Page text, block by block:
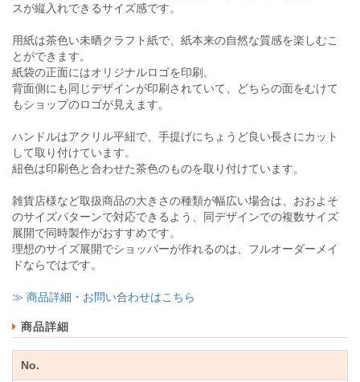
スが縦入れできるサイズ感です。
用紙は茶色い未晒クラフト紙で、紙本来の自然な質感を楽しむこ
とができます。
紙袋の正面にはオリジナルロゴを印刷。
背面側にも同じデザインが印刷されていて、どちらの面をむけて
もショップのロゴが見えます。
ハンドルはアクリル平紐で、手提げにちょうど良い長さにカット
して取り付けています。
紐色は印刷色と合わせた茶色のものを取り付けています。
雑貨店様など取扱商品の大きさの種類が幅広い場合は、おおよそ
のサイズパターンで対応できるよう、同デザインでの複数サイズ
展開で同時製作がおすすめです。
理想のサイズ展開でショッパーが作れるのは、フルオーダーメイ
ドならではです。
≫ 商品詳細・お問い合わせはこちら
商品詳細
No.